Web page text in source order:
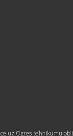
uz Ogres tehnikumu